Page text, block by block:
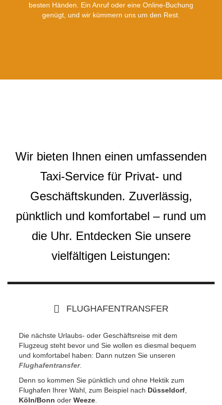
besten Händen. Ein Anruf oder eine Online-Buchung
genügt, und wir kümmern uns um den Rest.
Wir bieten Ihnen einen umfassenden
Taxi-Service für Privat- und
Geschäftskunden. Zuverlässig,
pünktlich und komfortabel – rund um
die Uhr. Entdecken Sie unsere
vielfältigen Leistungen:
FLUGHAFENTRANSFER
Die nächste Urlaubs- oder Geschäftsreise mit dem
Flugzeug steht bevor und Sie wollen es diesmal bequem
und komfortabel haben: Dann nutzen Sie unseren
Flughafentransfer.
Denn so kommen Sie pünktlich und ohne Hektik zum
Flughafen Ihrer Wahl, zum Beispiel nach Düsseldorf
Köln/Bonn oder Weeze